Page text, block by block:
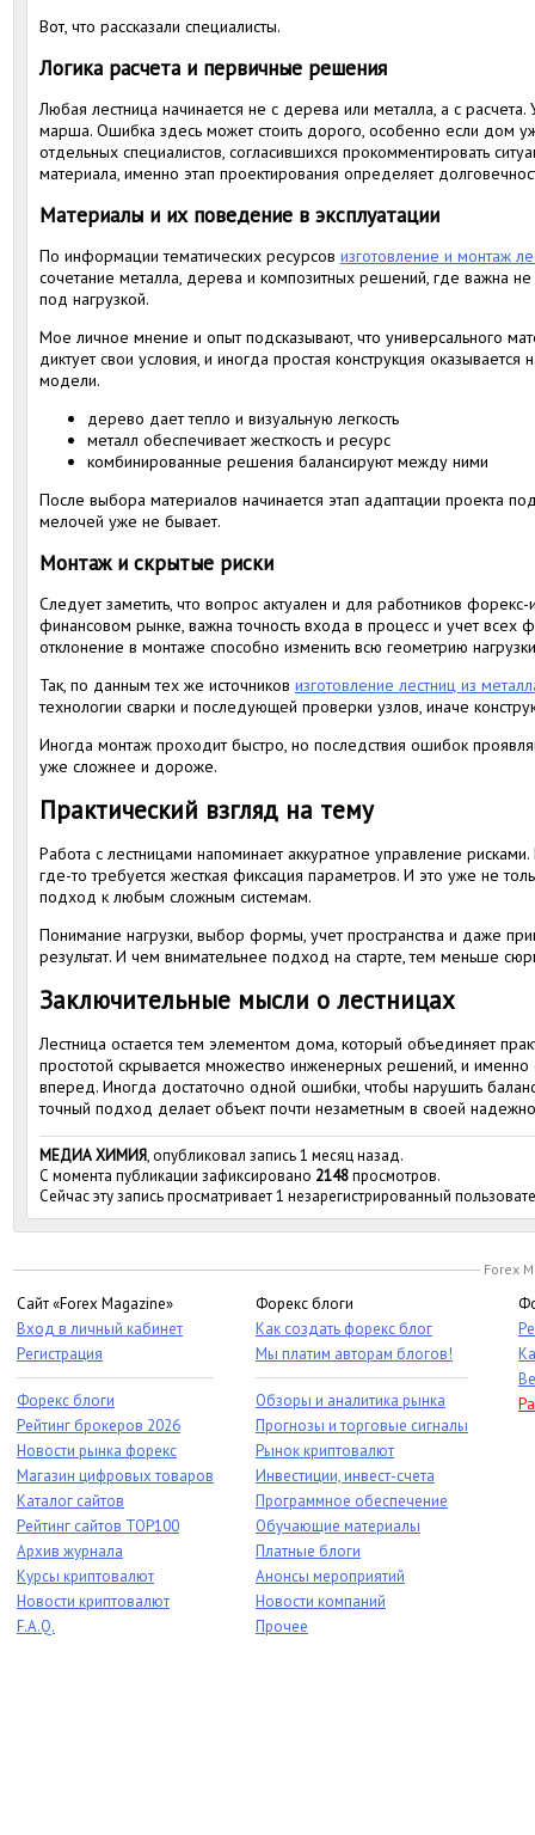
Вот, что рассказали специалисты.
Логика расчета и первичные решения
Любая лестница начинается не с дерева или металла, а с
марша. Ошибка здесь может стоить дорого, особенно если дом
отдельных специалистов, согласившихся прокомментировать
материала, именно этап проектирования определяет
Материалы и их поведение в эксплуатации
По информации тематических ресурсов изготовление и монтаж
сочетание металла, дерева и композитных решений, где важна не
под нагрузкой.
Мое личное мнение и опыт подсказывают, что универсального
диктует свои условия, и иногда простая конструкция
модели.
дерево дает тепло и визуальную легкость
металл обеспечивает жесткость и ресурс
комбинированные решения балансируют между ними
После выбора материалов начинается этап адаптации проекта
мелочей уже не бывает.
Монтаж и скрытые риски
Следует заметить, что вопрос актуален и для работников форекс-
финансовом рынке, важна точность входа в процесс и учет всех
отклонение в монтаже способно изменить всю геометрию
Так, по данным тех же источников изготовление лестниц из
технологии сварки и последующей проверки узлов, иначе
Иногда монтаж проходит быстро, но последствия ошибок
уже сложнее и дороже.
Практический взгляд на тему
Работа с лестницами напоминает аккуратное управление
где-то требуется жесткая фиксация параметров. И это уже не
подход к любым сложным системам.
Понимание нагрузки, выбор формы, учет пространства и даже
результат. И чем внимательнее подход на старте, тем меньше
Заключительные мысли о лестницах
Лестница остается тем элементом дома, который объединяет
простотой скрывается множество инженерных решений, и
вперед. Иногда достаточно одной ошибки, чтобы нарушить
точный подход делает объект почти незаметным в своей
МЕДИА ХИМИЯ, опубликовал запись 1 месяц назад.
С момента публикации зафиксировано 2148просмотров.
Сейчас эту запись просматривает 1 незарегистрированный
Forex
Сайт «Forex Magazine»
Вход в личный кабинет
Регистрация
Форекс блоги
Рейтинг брокеров 2026
Новости рынка форекс
Магазин цифровых товаров
Каталог сайтов
Рейтинг сайтов TOP100
Архив журнала
Курсы криптовалют
Новости криптовалют
F.A.Q.
Форекс блоги
Как создать форекс блог
Мы платим авторам блогов!
Обзоры и аналитика рынка
Прогнозы и торговые сигналы
Рынок криптовалют
Инвестиции, инвест-счета
Программное обеспечение
Обучающие материалы
Платные блоги
Анонсы мероприятий
Новости компаний
Прочее